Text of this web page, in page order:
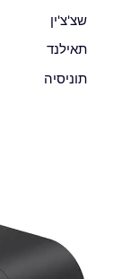
שצ'צ'ין
תאילנד
תוניסיה